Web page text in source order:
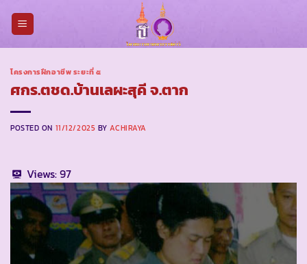
โครงการฝึกอาชีพ ระยะที่ ๕
ศกร.ตชด.บ้านเลผะสุคี จ.ตาก
POSTED ON 11/12/2025 BYACHIRAYA
Views:97